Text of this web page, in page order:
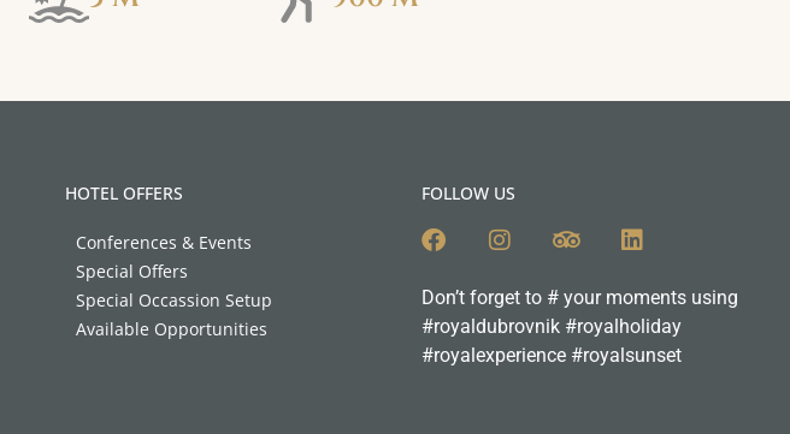
HOTEL OFFERS
Conferences & Events
Special Offers
Special Occassion Setup
Available Opportunities
FOLLOW US
Don’t forget to # your moments using
#royaldubrovnik #royalholiday
#royalexperience #royalsunset